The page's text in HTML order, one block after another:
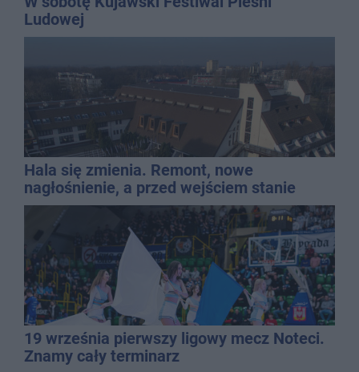
Ludowej
Hala się zmienia. Remont, nowe
nagłośnienie, a przed wejściem stanie
QEMETICA ARENA
19 września pierwszy ligowy mecz Noteci.
Znamy cały terminarz